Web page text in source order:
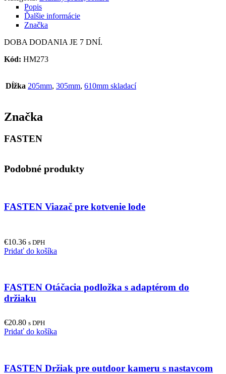
Popis
Ďalšie informácie
Značka
DOBA DODANIA JE 7 DNÍ.
Kód: HM273
Dĺžka 205mm, 305mm, 610mm skladací
Značka
FASTEN
Podobné produkty
FASTEN Viazač pre kotvenie lode
€10.36 s DPH
Pridať do košíka
FASTEN Otáčacia podložka s adaptérom do
držiaku
€20.80 s DPH
Pridať do košíka
FASTEN Držiak pre outdoor kameru s nastavcom